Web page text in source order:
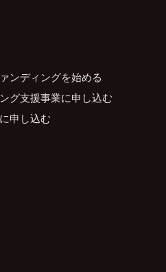
ンディングを始める
グ支援事業に申し込む
申し込む